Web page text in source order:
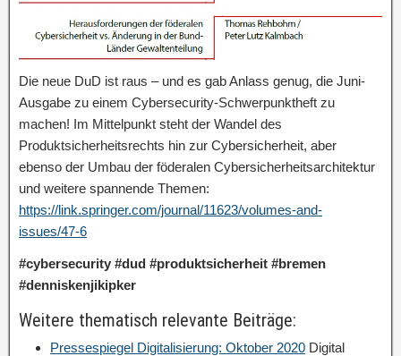
Die neue DuD ist raus – und es gab Anlass genug, die Juni-
Ausgabe zu einem Cybersecurity-Schwerpunktheft zu
machen! Im Mittelpunkt steht der Wandel des
Produktsicherheitsrechts hin zur Cybersicherheit, aber
ebenso der Umbau der föderalen Cybersicherheitsarchitektur
und weitere spannende Themen:
https://link.springer.com/journal/11623/volumes-and-
issues/47-6
#cybersecurity #dud #produktsicherheit #bremen
#denniskenjikipker
Weitere thematisch relevante Beiträge:
Pressespiegel Digitalisierung: Oktober 2020 Digital